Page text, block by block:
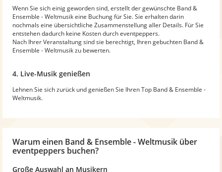
Wenn Sie sich einig geworden sind, erstellt der gewünschte Band &
Ensemble - Weltmusik eine Buchung für Sie. Sie erhalten darin
nochmals eine übersichtliche Zusammenstellung aller Details. Für Sie
entstehen dadurch keine Kosten durch eventpeppers.
Nach Ihrer Veranstaltung sind sie berechtigt, Ihren gebuchten Band &
Ensemble - Weltmusik zu bewerten.
4. Live-Musik genießen
Lehnen Sie sich zurück und genießen Sie Ihren Top Band & Ensemble -
Weltmusik.
Warum einen Band & Ensemble - Weltmusik über
eventpeppers buchen?
Große Auswahl an Musikern